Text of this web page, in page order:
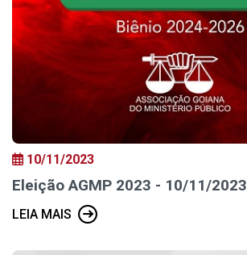
10/11/2023
Eleição AGMP 2023 - 10/11/2023
LEIA MAIS